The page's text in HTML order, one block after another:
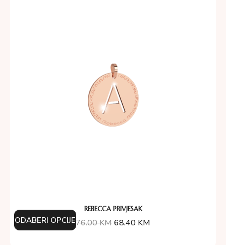
REBECCA PRIVJESAK
76.00KM68.40 KM
ODABERI OPCIJE